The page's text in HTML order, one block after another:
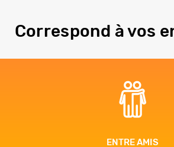
Correspond à vos